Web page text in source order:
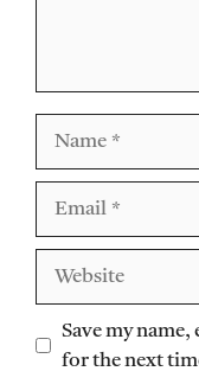
Save my
for the next